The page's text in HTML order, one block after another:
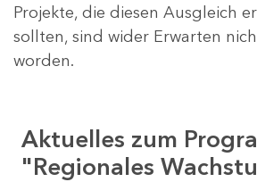
Projekte, die diesen Ausgleich
sollten, sind wider Erwarten
worden.
Aktuelles zum
"Regionales